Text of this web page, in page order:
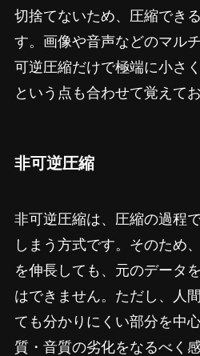
切捨てないため、圧縮でき
す。画像や音声などのマル
可逆圧縮だけで極端に小さ
という点も合わせて覚えて
非可逆圧縮
非可逆圧縮は、圧縮の過程
しまう方式です。そのため
を伸長しても、元のデータ
はできません。ただし、人
ても分かりにくい部分を中
質・音質の劣化をなるべく